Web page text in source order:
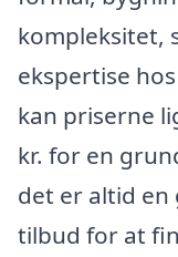
kompleksitet,
ekspertise
kan priserne
kr. for en
det er altid
tilbud for at